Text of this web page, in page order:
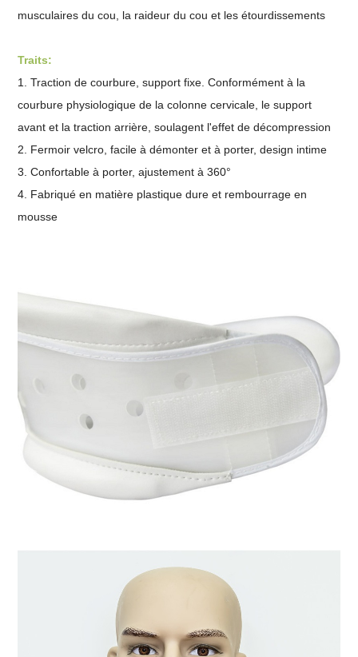
musculaires du cou, la raideur du cou et les étourdissements
Traits:
1. Traction de courbure, support fixe. Conformément à la
courbure physiologique de la colonne cervicale, le support
avant et la traction arrière, soulagent l'effet de décompression
2. Fermoir velcro, facile à démonter et à porter, design intime
3. Confortable à porter, ajustement à 360°
4. Fabriqué en matière plastique dure et rembourrage en
mousse